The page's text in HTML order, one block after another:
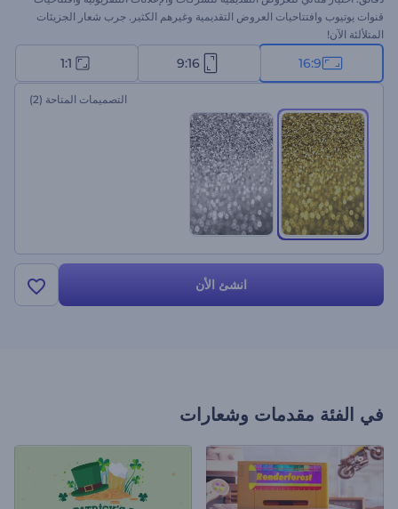
قنوات يوتيوب وافتتاحيات العروض التقديمية وغيرهم الكثير. جرب شعار الجزيئات
المتلألئة الآن!
16:9
9:16
1:1
التصميمات المتاحة (2)
انشئ الأن
في الفئة مقدمات وشعارات